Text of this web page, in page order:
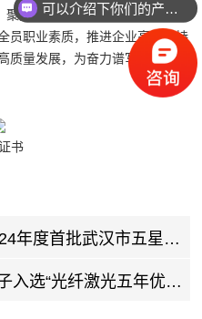
焦各部门持续培养专业技术能
员职业素质，推进企业高质量持
质量发展，为奋力谱写全面建设
书
年度首批武汉市五星级
入选“光纤激光五年优秀